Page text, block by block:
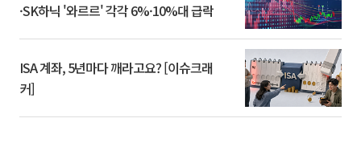
·SK하닉 '와르르' 각각 6%·10%대 급락
ISA 계좌, 5년마다 깨라고요? [이슈크래
커]